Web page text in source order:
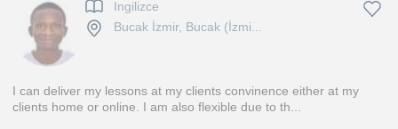
Ingilizce
Bucak İzmir, Bucak (İzmi...
I can deliver my lessons at my clients convinence either at my
clients home or online. I am also flexible due to th...